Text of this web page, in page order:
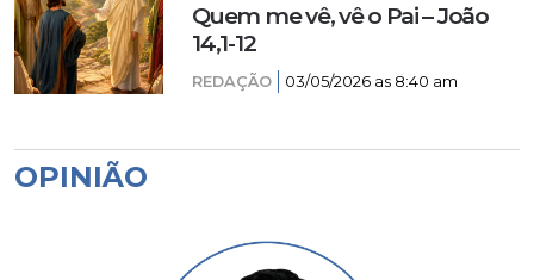
Quem me vê, vê o Pai – João
14,1-12
REDAÇÃO 03/05/2026 as 8:40 am
OPINIÃO